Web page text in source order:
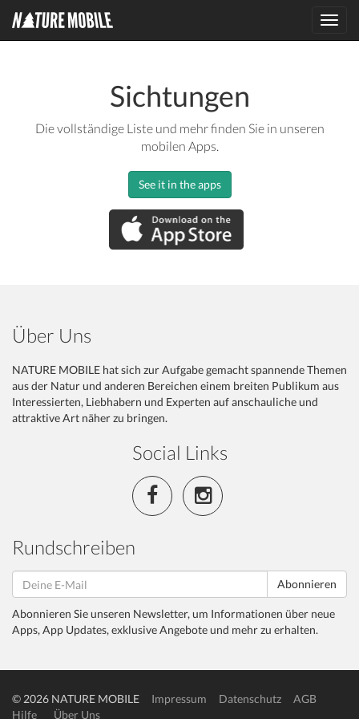
Sichtungen
Die vollständige Liste und mehr finden Sie in unseren
mobilen Apps.
See it in the apps
Über Uns
NATURE MOBILE hat sich zur Aufgabe gemacht spannende Themen
aus der Natur und anderen Bereichen einem breiten Publikum aus
Interessierten, Liebhabern und Experten auf anschauliche und
attraktive Art näher zu bringen.
Social Links
Rundschreiben
Abonnieren
Abonnieren Sie unseren Newsletter, um Informationen über neue
Apps, App Updates, exklusive Angebote und mehr zu erhalten.
© 2026 NATURE MOBILE Impressum Datenschutz
AGB
Hilfe
Über Uns